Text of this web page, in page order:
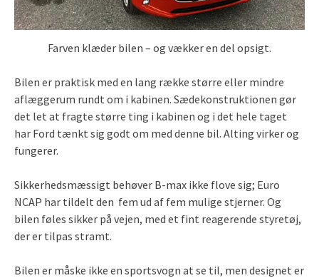
Farven klæder bilen – og vækker en del opsigt.
Bilen er praktisk med en lang række større eller mindre
aflæggerum rundt om i kabinen. Sædekonstruktionen gør
det let at fragte større ting i kabinen og i det hele taget
har Ford tænkt sig godt om med denne bil. Alting virker og
fungerer.
Sikkerhedsmæssigt behøver B-max ikke flove sig; Euro
NCAP har tildelt den fem ud af fem mulige stjerner. Og
bilen føles sikker på vejen, med et fint reagerende styretøj,
der er tilpas stramt.
Bilen er måske ikke en sportsvogn at se til, men designet er